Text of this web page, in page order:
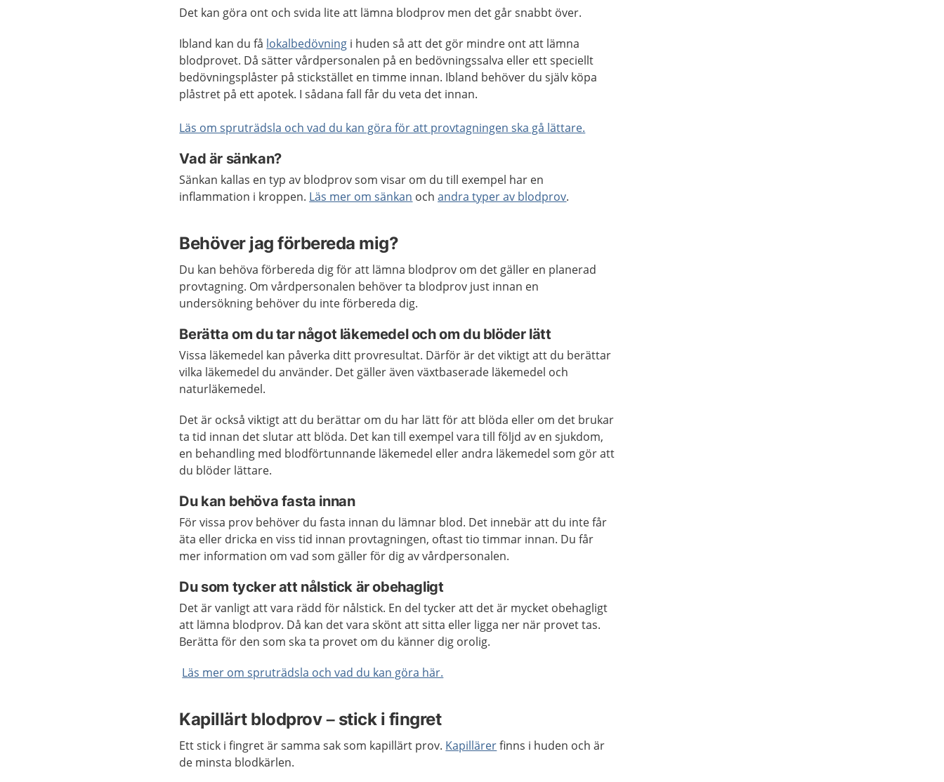
Det kan göra ont och svida lite att lämna blodprov men det går snabbt över.
Ibland kan du få lokalbedövning i huden så att det gör mindre ont att lämna
blodprovet. Då sätter vårdpersonalen på en bedövningssalva eller ett speciellt
bedövningsplåster på stickstället en timme innan. Ibland behöver du själv köpa
plåstret på ett apotek. I sådana fall får du veta det innan.
Läs om spruträdsla och vad du kan göra för att provtagningen ska gå lättare.
Vad är sänkan?
Sänkan kallas en typ av blodprov som visar om du till exempel har en
inflammation i kroppen. Läs mer om sänkan ochandra typer av blodprov.
Behöver jag förbereda mig?
Du kan behöva förbereda dig för att lämna blodprov om det gäller en planerad
provtagning. Om vårdpersonalen behöver ta blodprov just innan en
undersökning behöver du inte förbereda dig.
Berätta om du tar något läkemedel och om du blöder lätt
Vissa läkemedel kan påverka ditt provresultat. Därför är det viktigt att du berättar
vilka läkemedel du använder. Det gäller även växtbaserade läkemedel och
naturläkemedel.
Det är också viktigt att du berättar om du har lätt för att blöda eller om det brukar
ta tid innan det slutar att blöda. Det kan till exempel vara till följd av en sjukdom,
en behandling med blodförtunnande läkemedel eller andra läkemedel som gör att
du blöder lättare.
Du kan behöva fasta innan
För vissa prov behöver du fasta innan du lämnar blod. Det innebär att du inte får
äta eller dricka en viss tid innan provtagningen, oftast tio timmar innan. Du får
mer information om vad som gäller för dig av vårdpersonalen.
Du som tycker att nålstick är obehagligt
Det är vanligt att vara rädd för nålstick. En del tycker att det är mycket obehagligt
att lämna blodprov. Då kan det vara skönt att sitta eller ligga ner när provet tas.
Berätta för den som ska ta provet om du känner dig orolig.
Läs mer om spruträdsla och vad du kan göra här.
Kapillärt blodprov – stick i fingret
Ett stick i fingret är samma sak som kapillärt prov. Kapillärerfinns i huden och är
de minsta blodkärlen.